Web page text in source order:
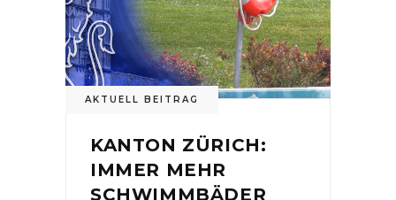
AKTUELL BEITRAG
KANTON ZÜRICH:
IMMER MEHR
SCHWIMMBÄDER